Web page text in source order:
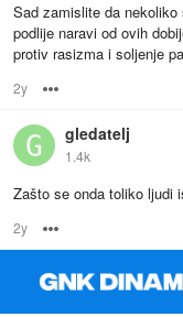
Sad zamislite da
podlije naravi od ovih
protiv rasizma i soljenje
2y
gledatelj
1.4k
Zašto se onda toliko ljudi
2y